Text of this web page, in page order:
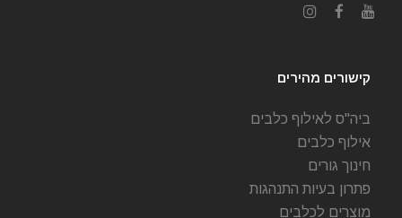
קישורים מהירים
ביה"ס לאילוף כלבים
אילוף כלבים
חינוך גורים
פתרון בעיות התנהגות
מוצרים לכלבים